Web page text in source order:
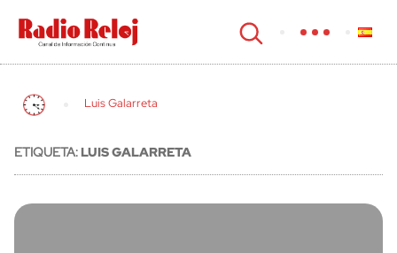
cerrar
Luis Galarreta
ETIQUETA:LUIS GALARRETA